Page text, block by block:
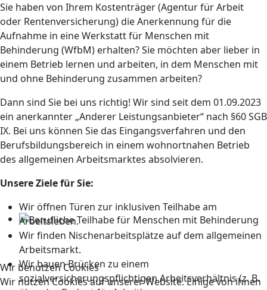
Sie haben von Ihrem Kostenträger (Agentur für Arbeit
oder Rentenversicherung) die Anerkennung für die
Aufnahme in eine Werkstatt für Menschen mit
Behinderung (WfbM) erhalten? Sie möchten aber lieber in
einem Betrieb lernen und arbeiten, in dem Menschen mit
und ohne Behinderung zusammen arbeiten?
Dann sind Sie bei uns richtig! Wir sind seit dem 01.09.2023
ein anerkannter „Anderer Leistungsanbieter“ nach §60 SGB
IX. Bei uns können Sie das Eingangsverfahren und den
Berufsbildungsbereich in einem wohnortnahen Betrieb
des allgemeinen Arbeitsmarktes absolvieren.
Unsere Ziele für Sie:
Wir öffnen Türen zur inklusiven Teilhabe am
Arbeitsleben.
Wir finden Nischenarbeitsplätze auf dem allgemeinen
Arbeitsmarkt.
Wir bauen Brücken zu einem
sozialversicherungspflichtigen Arbeitsverhältnis (z. B.
Wir benutzen Cookies
Wir nutzen Cookies auf unserer Website. Einige von ihnen